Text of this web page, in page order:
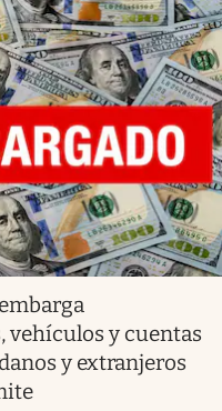
vehículos y cuentas
y extranjeros